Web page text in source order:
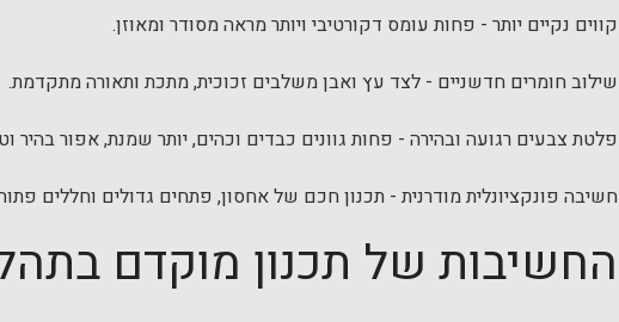
קווים נקיים יותר - פחות עומס דקורטיבי ויותר מראה מסודר ומאוזן.
שילוב חומרים חדשניים - לצד עץ ואבן משלבים זכוכית, מתכת ותאורה מתקדמת.
פלטת צבעים רגועה ובהירה - פחות גוונים כבדים וכהים, יותר שמנת, אפור בהיר
חשיבה פונקציונלית מודרנית - תכנון חכם של אחסון, פתחים גדולים וחללים
החשיבות של תכנון מוקדם